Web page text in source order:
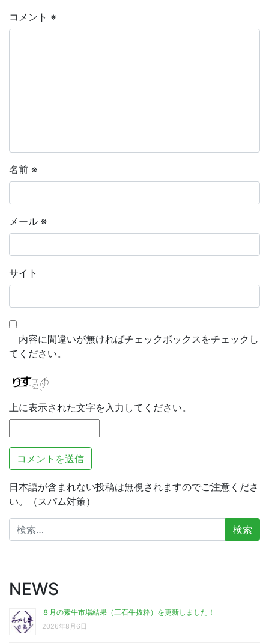
コメント ※
名前 ※
メール ※
サイト
内容に間違いが無ければチェックボックスをチェックし
てください。
上に表示された文字を入力してください。
日本語が含まれない投稿は無視されますのでご注意くださ
い。（スパム対策）
検
索:
NEWS
８月の素牛市場結果（三石牛抜粋）を更新しました！
2026年8月6日